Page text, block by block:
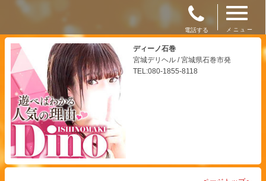
電話する メニュー
ディーノ石巻
宮城デリヘル / 宮城県石巻市発
TEL:080-1855-8118